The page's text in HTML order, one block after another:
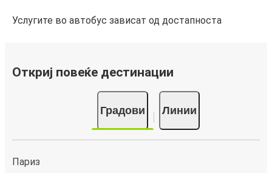
Услугите во автобус зависат од достапноста
Откриј повеќе дестинации
Градови Линии
Париз